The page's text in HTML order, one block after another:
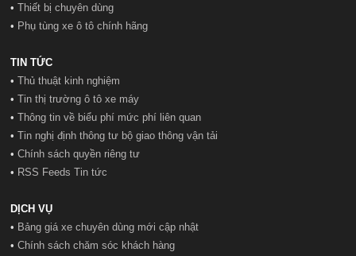
•Thiết bị chuyên dùng
• Phụ tùng xe ô tô chính hãng
TIN TỨC
•Thủ thuật kinh nghiệm
•Tin thị trường ô tô xe máy
•Thông tin về biểu phí mức phí liên quan
•Tin nghị định thông tư bộ giao thông vận tải
•Chính sách quyền riêng tư
• RSS Feeds Tin tức
DỊCH VỤ
• Bảng giá xe chuyên dùng mới cập nhật
•Chính sách chăm sóc khách hàng